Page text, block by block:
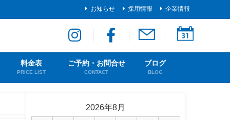
お知らせ 採用情報 企業情報
料金表
PRICE LIST
ご予約・お問合せ
CONTACT
ブログ
BLOG
2026年8月